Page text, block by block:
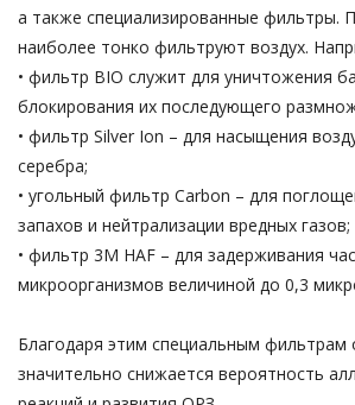
а также специализированные фильтры.
наиболее тонко фильтруют воздух.
• фильтр BIO служит для уничтожения
блокирования их последующего
• фильтр Silver Ion – для насыщения
серебра;
• угольный фильтр Carbon – для
запахов и нейтрализации вредных газов;
• фильтр 3M HAF – для задерживания
микроорганизмов величиной до 0,3
Благодаря этим специальным фильтрам
значительно снижается вероятность